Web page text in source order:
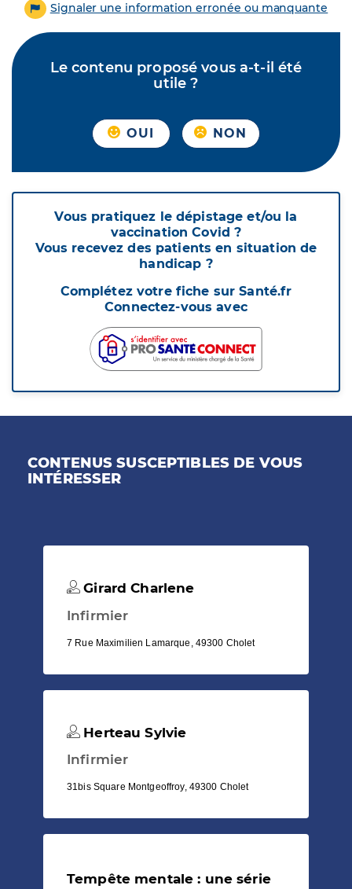
Signaler une information erronée ou manquante
Le contenu proposé vous a-t-il été
utile ?
OUI NON
Vous pratiquez le dépistage et/ou la
vaccination Covid ?
Vous recevez des patients en situation de
handicap ?
Complétez votre fiche sur Santé.fr
Connectez-vous avec
CONTENUS SUSCEPTIBLES DE VOUS
INTÉRESSER
Girard Charlene
Infirmier
7 Rue Maximilien Lamarque, 49300 Cholet
Herteau Sylvie
Infirmier
31bis Square Montgeoffroy, 49300 Cholet
Tempête mentale : une série